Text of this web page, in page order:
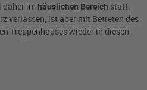
im häuslichen Bereich statt.
verlassen, ist aber mit Betreten des
Treppenhauses wieder in diesen